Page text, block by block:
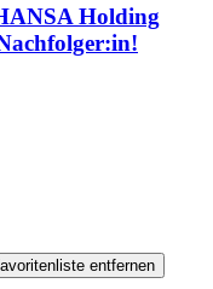
Holding
entfernen